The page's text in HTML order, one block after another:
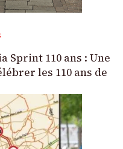
Sprint 110 ans : Une
les 110 ans de